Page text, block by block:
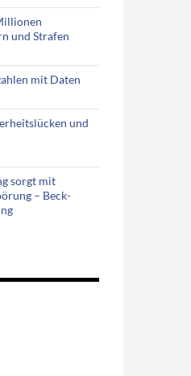
und Strafen
mit Daten
und
sorgt mit
– Beck-